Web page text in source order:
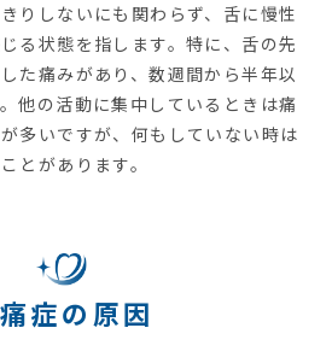
りしないにも関わらず、舌に慢性
る状態を指します。特に、舌の先
た痛みがあり、数週間から半年以
他の活動に集中しているときは痛
多いですが、何もしていない時は
とがあります。
症の原因